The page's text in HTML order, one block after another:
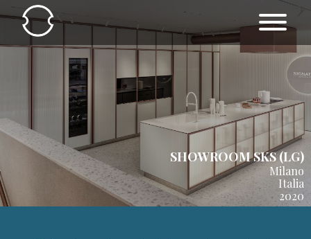
SHOWROOM SKS (LG)
Milano
Italia
2020